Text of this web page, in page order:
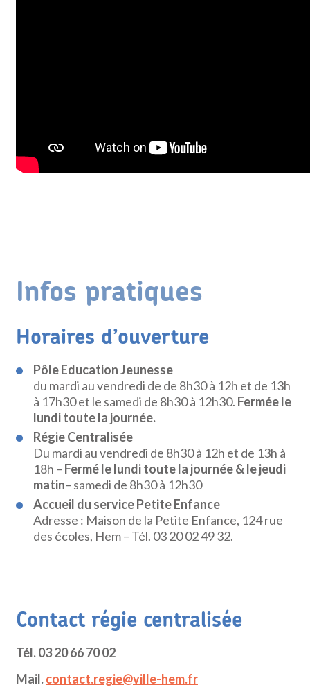
Infos pratiques
Horaires d’ouverture
Pôle Education Jeunesse
du mardi au vendredi de de 8h30 à 12h et de 13h
à 17h30 et le samedi de 8h30 à 12h30. Fermée le
lundi toute la journée.
Régie Centralisée
Du mardi au vendredi de 8h30 à 12h et de 13h à
18h – Fermé le lundi toute la journée & le jeudi
matin– samedi de 8h30 à 12h30
Accueil du service Petite Enfance
Adresse : Maison de la Petite Enfance, 124 rue
des écoles, Hem – Tél. 03 20 02 49 32.
Contact régie centralisée
Tél. 03 20 66 70 02
Mail.contact.regie@ville-hem.fr